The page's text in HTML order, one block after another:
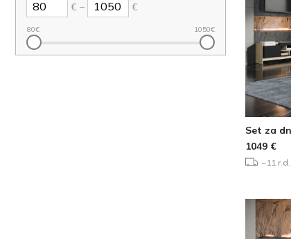
€ – €
80€ 1050€
Set za
1049 €
~11 r.d.